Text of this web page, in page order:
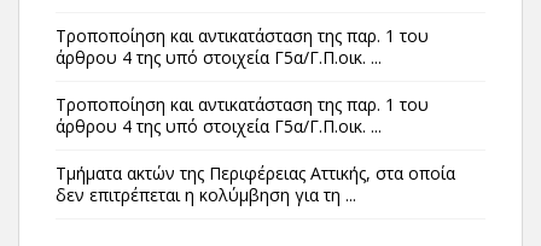
Τροποποίηση και αντικατάσταση της παρ. 1 του
άρθρου 4 της υπό στοιχεία Γ5α/Γ.Π.οικ. ...
Τροποποίηση και αντικατάσταση της παρ. 1 του
άρθρου 4 της υπό στοιχεία Γ5α/Γ.Π.οικ. ...
Τμήματα ακτών της Περιφέρειας Αττικής, στα οποία
δεν επιτρέπεται η κολύμβηση για τη ...